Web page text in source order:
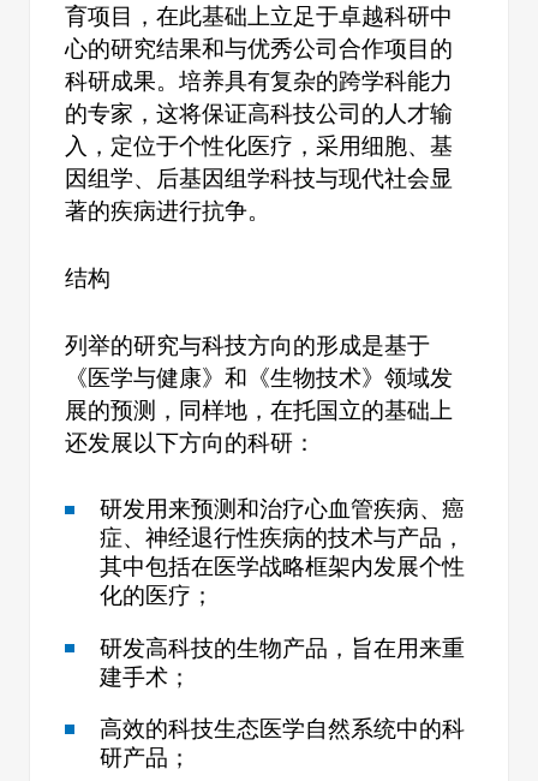
育项目，在此基础上立足于卓越科研中
心的研究结果和与优秀公司合作项目的
科研成果。培养具有复杂的跨学科能力
的专家，这将保证高科技公司的人才输
入，定位于个性化医疗，采用细胞、基
因组学、后基因组学科技与现代社会显
著的疾病进行抗争。
结构
列举的研究与科技方向的形成是基于
《医学与健康》和《生物技术》领域发
展的预测，同样地，在托国立的基础上
还发展以下方向的科研：
研发用来预测和治疗心血管疾病、癌
症、神经退行性疾病的技术与产品，
其中包括在医学战略框架内发展个性
化的医疗；
研发高科技的生物产品，旨在用来重
建手术；
高效的科技生态医学自然系统中的科
研产品；